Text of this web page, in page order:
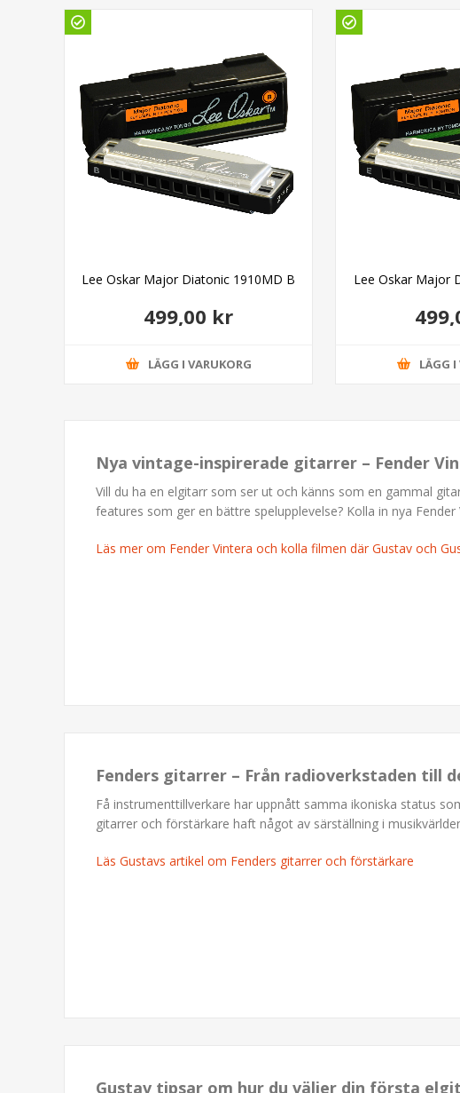
Lee Oskar Major Diatonic 1910MD B
499,00 kr
LÄGG I VARUKORG
Lee Oskar Major
LÄGG I
Nya vintage-inspirerade gitarrer – Fender
Vill du ha en elgitarr som ser ut och känns som en gammal
features som ger en bättre spelupplevelse? Kolla in nya Fender
Läs mer om Fender Vintera och kolla filmen där Gustav och
Fenders gitarrer – Från radioverkstaden till
Få instrumenttillverkare har uppnått samma ikoniska status
gitarrer och förstärkare haft något av särställning i
Läs Gustavs artikel om Fenders gitarrer och förstärkare
Gustav tipsar om hur du väljer din första